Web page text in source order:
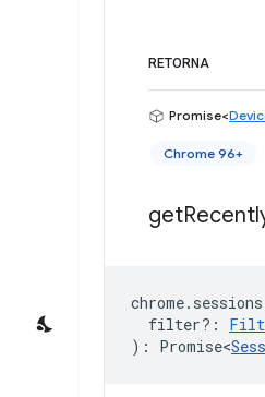
RETORNA
Promise<
Chrome 96+
get
chrome. sessions
filter? :
) : Promise<